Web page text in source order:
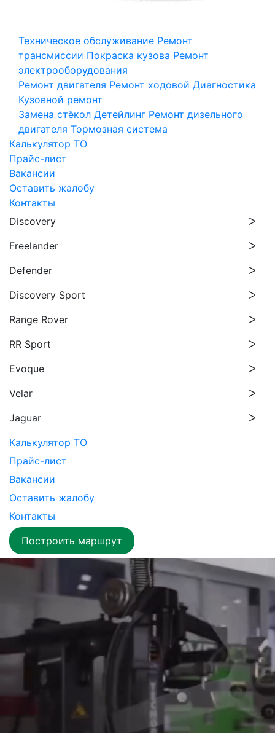
Техническое обслуживание Ремонт
трансмиссии Покраска кузова Ремонт
электрооборудования
Ремонт двигателя Ремонт ходовой Диагностика
Кузовной ремонт
Замена стёкол Детейлинг Ремонт дизельного
двигателя Тормозная система
Калькулятор ТО
Прайс-лист
Вакансии
Оставить жалобу
Контакты
Discovery
Freelander
Defender
Discovery Sport
Range Rover
RR Sport
Evoque
Velar
Jaguar
Калькулятор ТО
Прайс-лист
Вакансии
Оставить жалобу
Контакты
Построить маршрут